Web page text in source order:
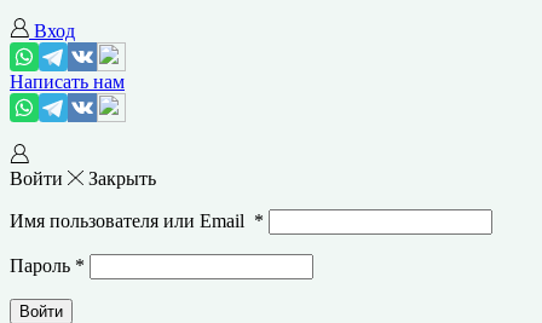
Вход
Написать нам
Войти Закрыть
Имя пользователя или Email *
Пароль *
Войти